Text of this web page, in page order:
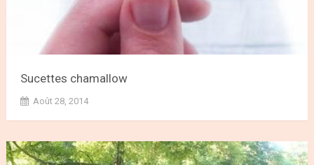
Sucettes chamallow
Août 28, 2014